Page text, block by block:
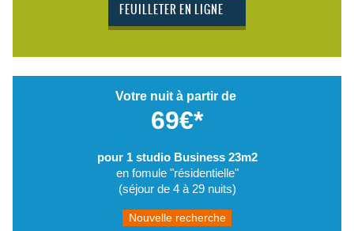
FEUILLETER EN LIGNE
Votre nuit à partir de
69€*
pour 1 studio Business 23m2
en fomule "résidentielle"
(séjour de 4 à 29 nuits)
Nouvelle recherche